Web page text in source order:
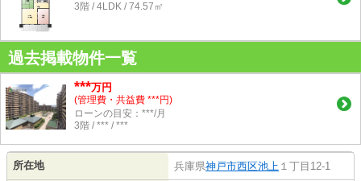
3階 / 4LDK / 74.57㎡
過去掲載物件一覧
***万円
(管理費・共益費 ***円)
ローンの目安：***/月
3階 / *** / ***
所在地 兵庫県神戸市西区池上 １丁目12-1